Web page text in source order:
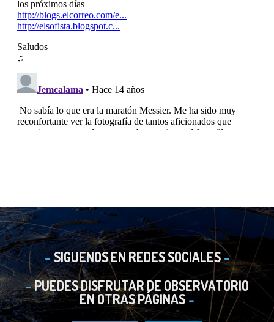
SIGUENOS EN REDES SOCIALES
PUEDES DISFRUTAR DE OBSERVATORIO
EN OTRAS PÁGINAS